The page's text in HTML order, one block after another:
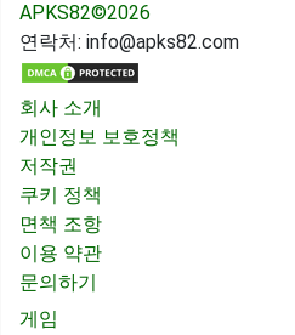
APKS82©2026
연락처: info@apks82.com
회사 소개
개인정보 보호정책
저작권
쿠키 정책
면책 조항
이용 약관
문의하기
게임